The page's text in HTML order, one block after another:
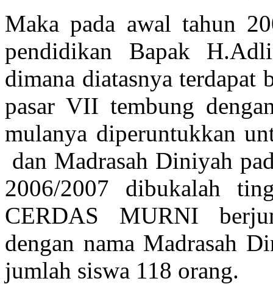
Maka pada awal tahun
pendidikan Bapak
dimana diatasnya
pasar VII tembung
mulanya diperuntukkan
dan Madrasah Diniyah
2006/2007 dibukalah
CERDAS MURNI
dengan nama Madrasah
jumlah siswa 118 orang.